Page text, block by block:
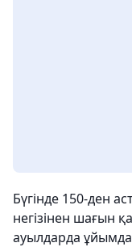
Бүгінде 150-ден
негізінен шағын
ауылдарда